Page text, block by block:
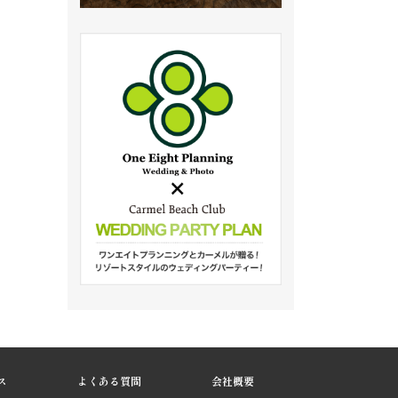
よくある質問 会社概要